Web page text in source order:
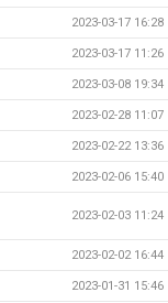
2023-03-17 16:28
2023-03-17 11:26
2023-03-08 19:34
2023-02-28 11:07
2023-02-22 13:36
2023-02-06 15:40
2023-02-03 11:24
2023-02-02 16:44
2023-01-31 15:46